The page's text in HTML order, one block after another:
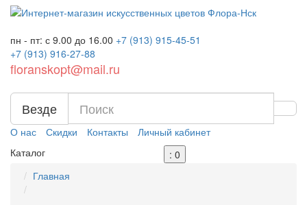
пн - пт: с 9.00 до 16.00 +7 (913) 915-45-51
+7 (913) 916-27-88
floranskopt@mail.ru
Везде
О нас Скидки Контакты
Личный кабинет
Каталог
: 0
Главная